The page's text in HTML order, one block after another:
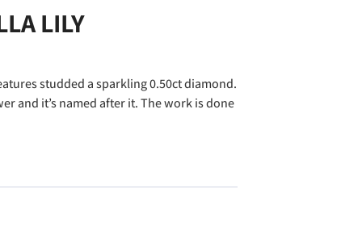
LILY
studded a sparkling 0.50ct diamond.
and it’s named after it. The work is done